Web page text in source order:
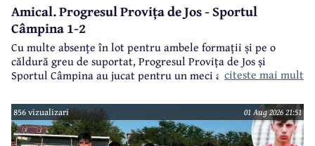
Amical. Progresul Provița de Jos - Sportul
Câmpina 1-2
Cu multe absențe în lot pentru ambele formații și pe o
căldură greu de suportat, Progresul Provița de Jos și
Sportul Câmpina au jucat pentru un meci amical.citeste mai mult
856 vizualizari 01 Aug 2026 21:51